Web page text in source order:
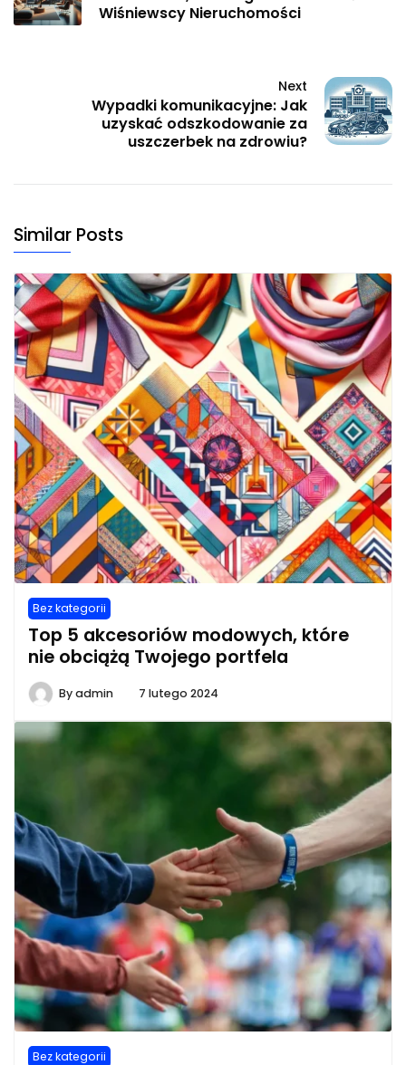
Wiśniewscy Nieruchomości
Next
Wypadki komunikacyjne: Jak
uzyskać odszkodowanie za
uszczerbek na zdrowiu?
Similar Posts
Bez kategorii
Top 5 akcesoriów modowych, które
nie obciążą Twojego portfela
Byadmin 7 lutego 2024
Bez kategorii